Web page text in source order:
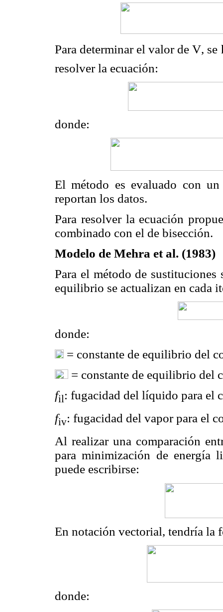
Para determinar el valor de V,
resolver la ecuación:
donde:
El método es evaluado con
reportan los datos.
Para resolver la ecuación
combinado con el de bisección.
Modelo de Mehra et al. (1983)
Para el método de sustituciones
equilibrio se actualizan en cada
donde:
= constante de equilibrio del
= constante de equilibrio del
fil : fugacidad del líquido para el
fiv: fugacidad del vapor para el
Al realizar una comparación
para minimización de energía
puede escribirse:
En notación vectorial, tendría la
donde: